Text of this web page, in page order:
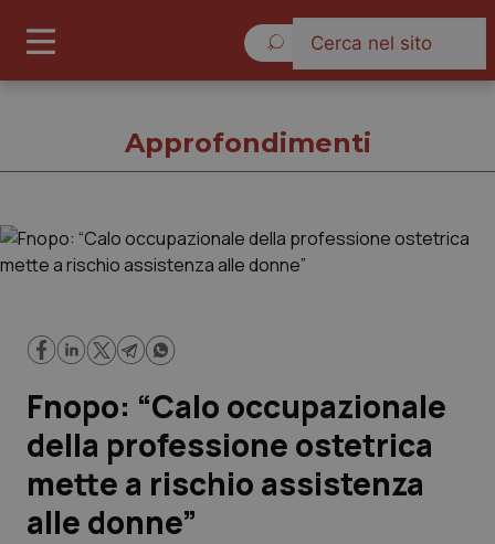
Governo e Parlamento
Regioni e Asl
Lavoro e Professioni
Approfondimenti
Fnopo: “Calo occupazionale
della professione ostetrica
mette a rischio assistenza
alle donne”